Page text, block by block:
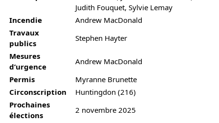
Judith Fouquet, Sylvie Lemay
Incendie
Andrew MacDonald
Travaux
publics
Stephen Hayter
Mesures
d’urgence
Andrew MacDonald
Permis
Myranne Brunette
Circonscription
Huntingdon (216)
Prochaines
élections
2 novembre 2025